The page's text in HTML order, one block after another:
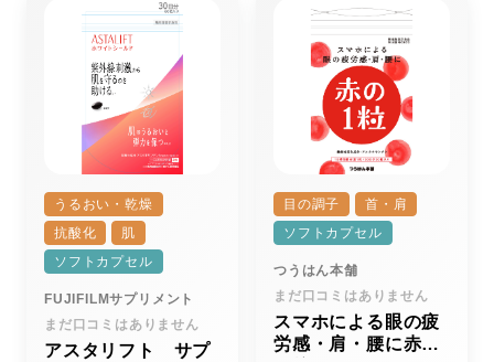
うるおい・乾燥
抗酸化
肌
ソフトカプセル
FUJIFILMサプリメント
まだ口コミはありません
アスタリフト サプ
目の調子
首・肩
ソフトカプセル
つうはん本舗
まだ口コミはありません
スマホによる眼の疲
労感・肩・腰に赤の